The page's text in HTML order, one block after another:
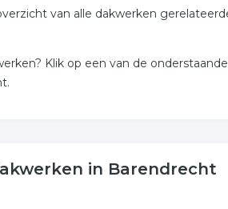
van alle dakwerken
Klik op een van de
in Barendrecht